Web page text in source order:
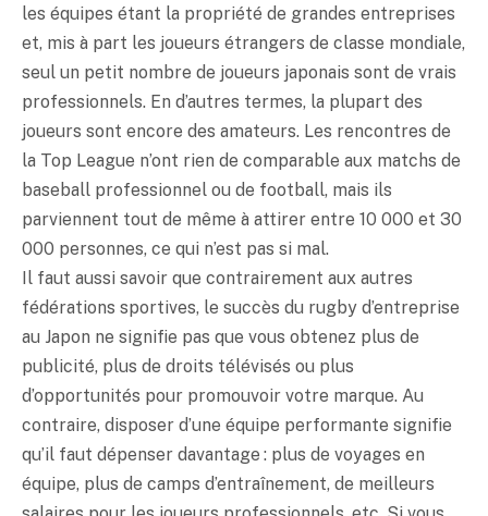
les équipes étant la propriété de grandes entreprises
et, mis à part les joueurs étrangers de classe mondiale,
seul un petit nombre de joueurs japonais sont de vrais
professionnels. En d’autres termes, la plupart des
joueurs sont encore des amateurs. Les rencontres de
la Top League n’ont rien de comparable aux matchs de
baseball professionnel ou de football, mais ils
parviennent tout de même à attirer entre 10 000 et 30
000 personnes, ce qui n’est pas si mal.
Il faut aussi savoir que contrairement aux autres
fédérations sportives, le succès du rugby d’entreprise
au Japon ne signifie pas que vous obtenez plus de
publicité, plus de droits télévisés ou plus
d’opportunités pour promouvoir votre marque. Au
contraire, disposer d’une équipe performante signifie
qu’il faut dépenser davantage : plus de voyages en
équipe, plus de camps d’entraînement, de meilleurs